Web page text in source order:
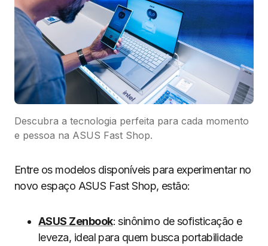
Descubra a tecnologia perfeita para cada momento
e pessoa na ASUS Fast Shop.
Entre os modelos disponíveis para experimentar no
novo espaço ASUS Fast Shop, estão:
ASUS Zenbook: sinônimo de sofisticação e
leveza, ideal para quem busca portabilidade